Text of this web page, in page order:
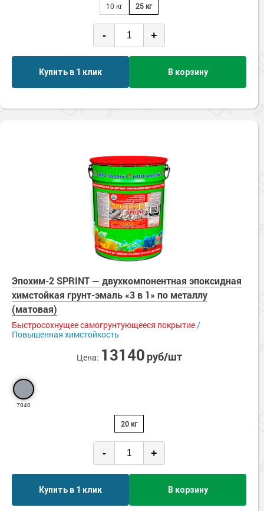
10 кг 25 кг
- +
Купить в 1 клик В корзину
Эпохим-2 SPRINT — двухкомпонентная эпоксидная
химстойкая грунт-эмаль «3 в 1» по металлу
(матовая)
Быстросохнущее самогрунтующееся покрытие/
Повышенная химстойкость
Цена: 13140 руб/шт
7040
20 кг
- +
Купить в 1 клик В корзину